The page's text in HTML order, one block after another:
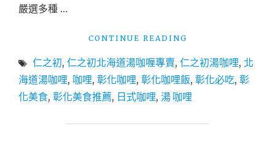
嚴選多種 …
CONTINUE READING
必
訪！
系
仁之初, 仁之初北海道湯咖喱專賣, 仁之初湯咖哩, 北
海道湯咖哩, 咖哩, 彰化咖哩, 彰化咖哩飯, 彰化必吃, 彰
化美食, 彰化美食推薦, 日式咖哩, 湯 咖哩